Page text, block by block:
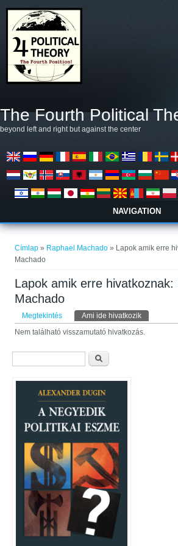
The Fourth Political
beyond left and right but against the center
NAVIGATION
Címlap » Raphael Machado» Lapok amik erre
Machado
Lapok amik erre hivatkoznak:
Machado
Elsődleges fülek
Megtekintés Ami ide hivatkozik
Nem található visszamutató hivatkozás.
Keresés űrlap